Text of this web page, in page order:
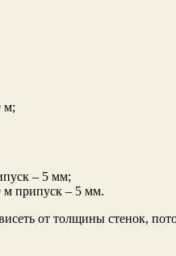
м;
– 5 мм;
припуск – 5 мм.
от толщины стенок,